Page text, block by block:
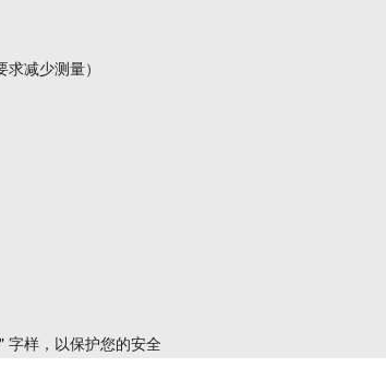
减少测量）
字样，以保护您的安全